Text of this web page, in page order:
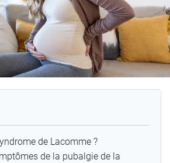
de Lacomme ?
de la pubalgie de la